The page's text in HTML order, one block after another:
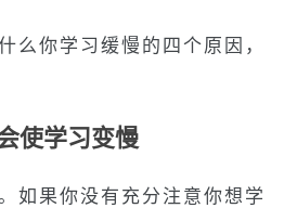
么你学习缓慢的四个原因，
使学习变慢
如果你没有充分注意你想学